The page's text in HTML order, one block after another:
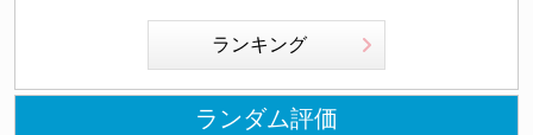
ランキング
ランダム評価